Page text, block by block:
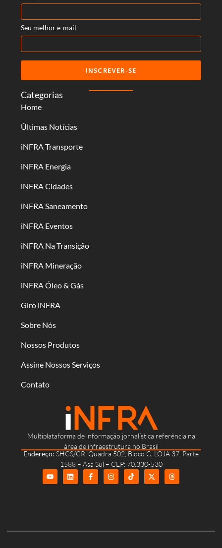
Multiplataforma de informação jornalística referência na
área de infraestrutura no Brasil
Endereço: SHCS/CR, Quadra 502, Bloco C, LOJA 37, Parte
1588 – Asa Sul – CEP: 70.330-530
Categorias
Home
Últimas Notícias
iNFRA Transporte
iNFRA Energia
iNFRA Cidades
iNFRA Saneamento
iNFRA Eventos
iNFRA Na Transição
iNFRA Mineração
iNFRA Óleo & Gás
Giro iNFRA
Sobre Nós
Nossos Produtos
Assine Nossos Serviços
Contato
Seu melhor e-mail
INSCREVER-SE